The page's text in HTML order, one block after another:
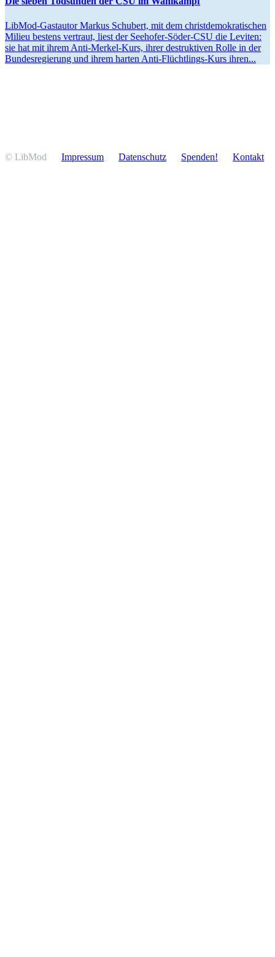
LibMod-Gastautor Markus Schubert, mit dem christ­de­mo­kra­ti­schen
Milieu bestens vertraut, liest der Seehofer-Söder-CSU die Leviten:
sie hat mit ihrem Anti-Merkel-Kurs, ihrer destruk­tiven Rolle in der
Bundes­re­gierung und ihrem harten Anti-Flüch­t­­lings-Kurs ihren...
© LibMod Impressum Daten­schutz Spenden! Kontakt